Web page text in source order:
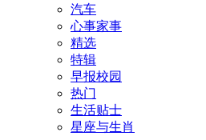
汽车
心事家事
精选
特辑
早报校园
热门
生活贴士
星座与生肖